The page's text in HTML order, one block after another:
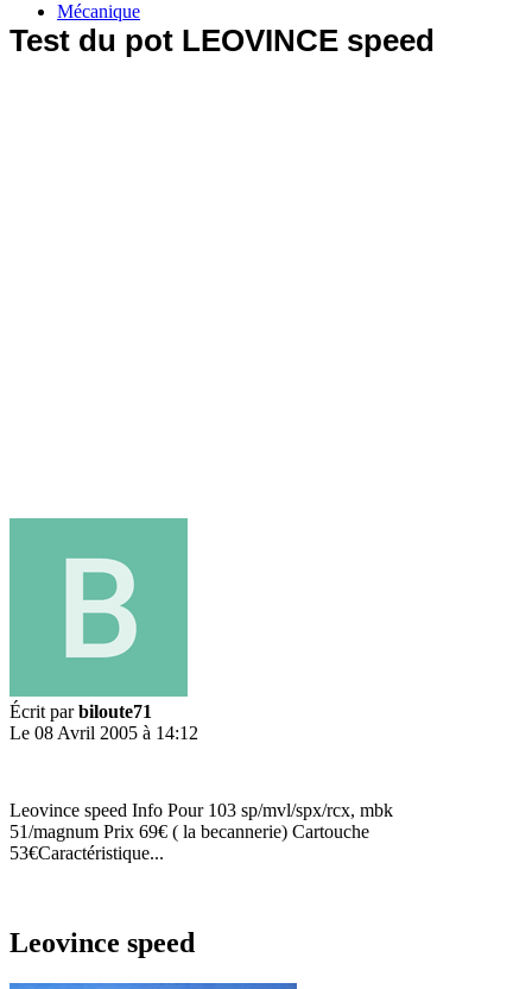
Mécanique
Test du pot LEOVINCE speed
Écrit parbiloute71
Le 08 Avril 2005 à 14:12
Leovince speed Info Pour 103 sp/mvl/spx/rcx, mbk
51/magnum Prix 69€ ( la becannerie) Cartouche
53€Caractéristique...
Leovince speed